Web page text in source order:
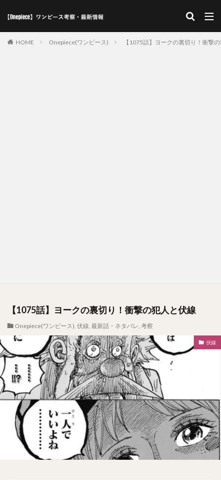
HOME Onepiece(ワンピース) 【1075話】ヨークの裏切り！衝撃
【1075話】ヨークの裏切り！衝撃の犯人と伏線
Onepiece(ワンピース), 伏線, 最新話・ネタバレ, 考察
伏線